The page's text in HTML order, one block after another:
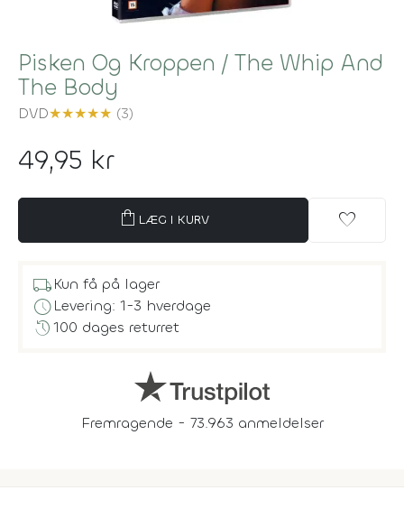
Pisken Og Kroppen / The Whip And
The Body
DVD★★★★★ (3)
49,95 kr
shopping_bag LÆG I KURV favorite
local_shippingKun få på lager
scheduleLevering: 1-3 hverdage
history100 dages returret
Fremragende - 73.963 anmeldelser